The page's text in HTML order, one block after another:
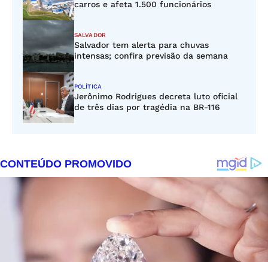
carros e afeta 1.500 funcionários
SALVADOR
Salvador tem alerta para chuvas
intensas; confira previsão da semana
POLÍTICA
Jerônimo Rodrigues decreta luto oficial
de três dias por tragédia na BR-116